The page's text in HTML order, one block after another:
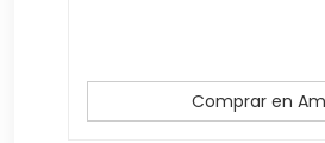
Comprar en